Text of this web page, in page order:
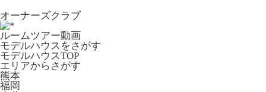
オーナーズクラブ
ルームツアー動画
モデルハウスをさがす
モデルハウスTOP
エリアからさがす
熊本
福岡